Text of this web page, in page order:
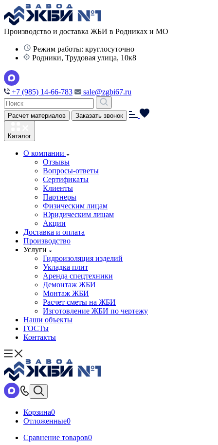
Производство и доставка ЖБИ в Родниках и МО
Режим работы: круглосуточно
Родники, Трудовая улица, 10к8
+7 (985) 14-66-783 sale@zgbi67.ru
Расчет материалов Заказать звонок
Каталог
О компании
Отзывы
Вопросы-ответы
Сертификаты
Клиенты
Партнеры
Физическим лицам
Юридическим лицам
Акции
Доставка и оплата
Производство
Услуги
Гидроизоляция изделий
Укладка плит
Аренда спецтехники
Демонтаж ЖБИ
Монтаж ЖБИ
Расчет сметы на ЖБИ
Изготовление ЖБИ по чертежу
Наши объекты
ГОСТы
Контакты
Корзина0
Отложенные0
Сравнение товаров0